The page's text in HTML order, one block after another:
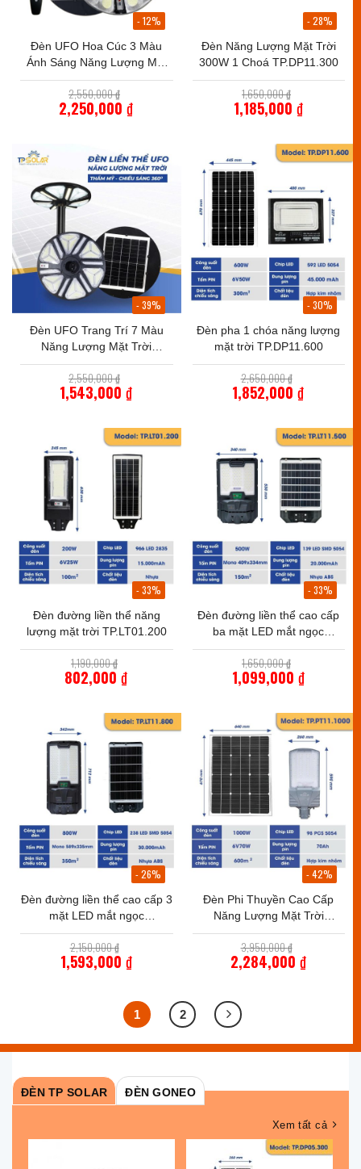
Đèn UFO Hoa Cúc 3 Màu
Ánh Sáng Năng Lượng Mặt
Trời 800W TP Solar
TP.UF11.800
2,550,000₫
gốc
là:
2,250,000₫
là:
2,250,000 ₫.
- 12%
Đèn Năng Lượng Mặt Trời
300W 1 Choá TP.DP11.300
1,650,000₫
gốc
là:
1,185,000 ₫
tại
là:
- 28%
Đèn UFO Trang Trí 7 Màu
Năng Lượng Mặt Trời
TP.UF12.800
2,550,000₫
gốc
là:
1,543,000₫
tại
là:
1,543,000 ₫.
- 39%
Đèn pha 1 chóa năng lượng
mặt trời TP.DP11.600
2,650,000₫
gốc
là:
1,852,000₫
tại
là:
1,852,000 ₫.
- 30%
Đèn đường liền thể năng
lượng mặt trời TP.LT01.200
1,190,000₫
gốc
là:
802,000₫
tại
là:
802,000 ₫.
- 33%
Đèn đường liền thể cao cấp
ba mặt LED mắt ngọc
TP.LT11.500
1,650,000₫
gốc
là:
1,099,000 ₫
tại
là:
1,099,000 ₫.
- 33%
Đèn đường liền thể cao cấp 3
mặt LED mắt ngọc
TP.LT11.800
2,150,000₫
gốc
là:
1,593,000 ₫
1,593,000 ₫.
- 26%
Đèn Phi Thuyền Cao Cấp
Năng Lượng Mặt Trời
TP.PT11.1000
3,950,000₫
gốc
là:
2,284,000 ₫
- 42%
1 2
ĐÈN TP SOLAR ĐÈN GONEO
Xem tất cả